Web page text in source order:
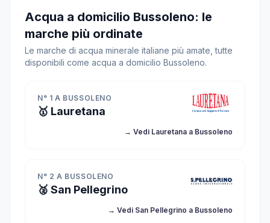
Acqua a domicilio Bussoleno: le
marche più ordinate
Le marche di acqua minerale italiane più amate, tutte
disponibili come acqua a domicilio Bussoleno.
N° 1 A BUSSOLENO
🥇 Lauretana
→ Vedi Lauretana a Bussoleno
N° 2 A BUSSOLENO
🥈 San Pellegrino
→ Vedi San Pellegrino a Bussoleno